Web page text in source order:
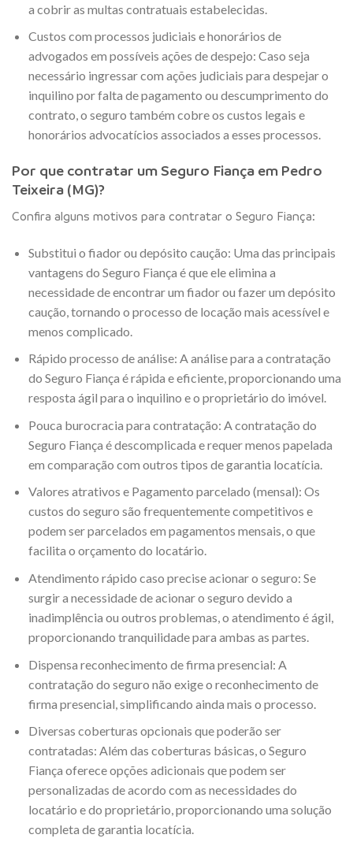
a cobrir as multas contratuais estabelecidas.
Custos com processos judiciais e honorários de
advogados em possíveis ações de despejo: Caso seja
necessário ingressar com ações judiciais para despejar o
inquilino por falta de pagamento ou descumprimento do
contrato, o seguro também cobre os custos legais e
honorários advocatícios associados a esses processos.
Por que contratar um Seguro Fiança em Pedro
Teixeira (MG)?
Confira alguns motivos para contratar o Seguro Fiança:
Substitui o fiador ou depósito caução: Uma das principais
vantagens do Seguro Fiança é que ele elimina a
necessidade de encontrar um fiador ou fazer um depósito
caução, tornando o processo de locação mais acessível e
menos complicado.
Rápido processo de análise: A análise para a contratação
do Seguro Fiança é rápida e eficiente, proporcionando uma
resposta ágil para o inquilino e o proprietário do imóvel.
Pouca burocracia para contratação: A contratação do
Seguro Fiança é descomplicada e requer menos papelada
em comparação com outros tipos de garantia locatícia.
Valores atrativos e Pagamento parcelado (mensal): Os
custos do seguro são frequentemente competitivos e
podem ser parcelados em pagamentos mensais, o que
facilita o orçamento do locatário.
Atendimento rápido caso precise acionar o seguro: Se
surgir a necessidade de acionar o seguro devido a
inadimplência ou outros problemas, o atendimento é ágil,
proporcionando tranquilidade para ambas as partes.
Dispensa reconhecimento de firma presencial: A
contratação do seguro não exige o reconhecimento de
firma presencial, simplificando ainda mais o processo.
Diversas coberturas opcionais que poderão ser
contratadas: Além das coberturas básicas, o Seguro
Fiança oferece opções adicionais que podem ser
personalizadas de acordo com as necessidades do
locatário e do proprietário, proporcionando uma solução
completa de garantia locatícia.